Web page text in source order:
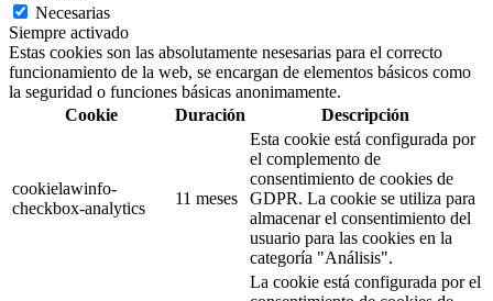
Necesarias
Siempre activado
Estas cookies son las absolutamente nesesarias para el correcto
funcionamiento de la web, se encargan de elementos básicos como
la seguridad o funciones básicas anonimamente.
Cookie
Duración Descripción
cookielawinfo-
checkbox-analytics
11 meses
Esta cookie está configurada por
el complemento de
consentimiento de cookies de
GDPR. La cookie se utiliza para
almacenar el consentimiento del
usuario para las cookies en la
categoría "Análisis".
La cookie está configurada por el